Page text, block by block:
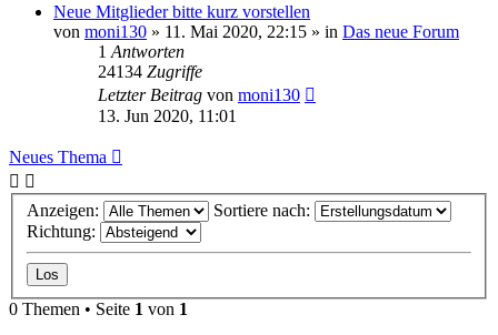
Neue Mitglieder bitte kurz vorstellen
von moni130 » 11. Mai 2020, 22:15 » in Das neue Forum
1 Antworten
24134 Zugriffe
Letzter Beitrag von moni130
13. Jun 2020, 11:01
Neues Thema
Anzeigen:
Sortiere nach:
Richtung:
0 Themen • Seite 1 von 1